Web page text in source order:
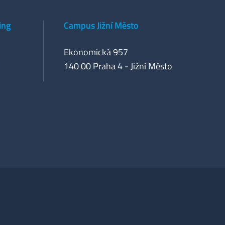
Campus Jižní Město
Ekonomická 957
140 00 Praha 4 - Jižní Město